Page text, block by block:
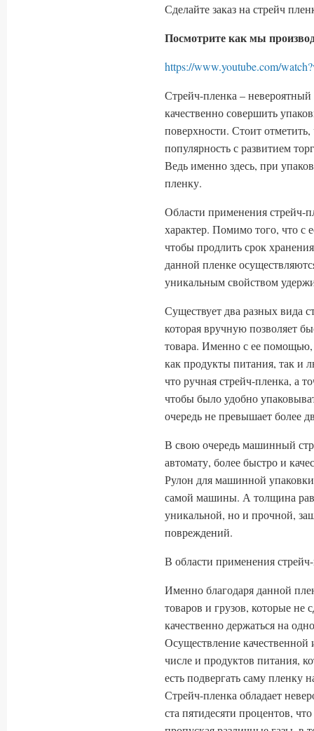
Сделайте заказ на стрейч
Посмотрите как мы
https://www.youtube.com/
Стрейч-пленка –
качественно совершить
поверхности. Стоит
популярность с развитием
Ведь именно здесь, при
пленку.
Области применения
характер. Помимо того, что
чтобы продлить срок
данной пленке
уникальным свойством
Существует два разных вида
которая вручную позволяет
товара. Именно с ее
как продукты питания, так и
что ручная стрейч-пленка, а
чтобы было удобно
очередь не превышает более
В свою очередь машинный
автомату, более быстро и
Рулон для машинной
самой машины. А толщина
уникальной, но и прочной,
повреждений.
В области применения
Именно благодаря данной
товаров и грузов, которые не
качественно держаться на
Осуществление
числе и продуктов питания,
есть подвергать саму пленку
Стрейч-пленка обладает
ста пятидесяти процентов,